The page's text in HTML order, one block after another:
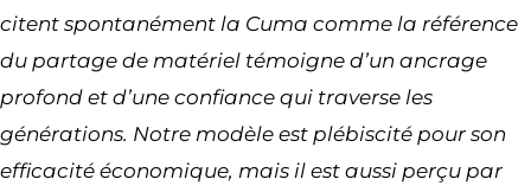
citent spontanément la Cuma comme la référence
du partage de matériel témoigne d’un ancrage
profond et d’une confiance qui traverse les
générations. Notre modèle est plébiscité pour son
efficacité économique, mais il est aussi perçu par